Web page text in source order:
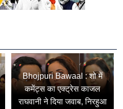
Bhojpuri Bawaal : शो में
कमेंट्स का एक्ट्रेस काजल
राघवानी ने दिया जवाब, निरहुआ